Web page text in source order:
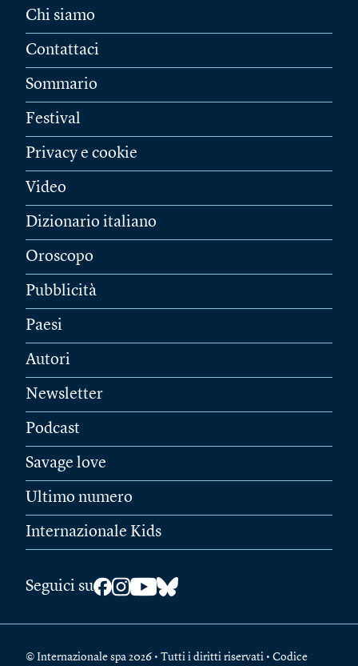
Chi siamo
Contattaci
Sommario
Festival
Privacy e cookie
Video
Dizionario italiano
Oroscopo
Pubblicità
Paesi
Autori
Newsletter
Podcast
Savage love
Ultimo numero
Internazionale Kids
Seguici su
© Internazionale spa 2026 • Tutti i diritti riservati • Codice